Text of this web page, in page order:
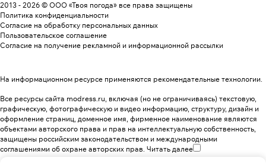
2013 - 2026 © ООО «Твоя погода» все права защищены
Политика конфиденциальности
Согласие на обработку персональных данных
Пользовательское соглашение
Согласие на получение рекламной и информационной рассылки
На информационном ресурсе применяются рекомендательные технологии.
Все ресурсы сайта modress.ru, включая (но не ограничиваясь) текстовую,
графическую, фотографическую и видео информацию, структуру, дизайн и
оформление страниц, доменное имя, фирменное наименование являются
объектами авторского права и прав на интеллектуальную собственность,
защищены российским законодательством и международными
соглашениями об охране авторских прав. Читать далее